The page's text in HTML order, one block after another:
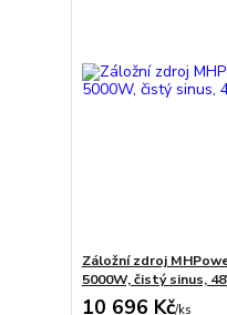
Záložní zdroj
5000W, čistý sinus,
10 696 Kč/ks